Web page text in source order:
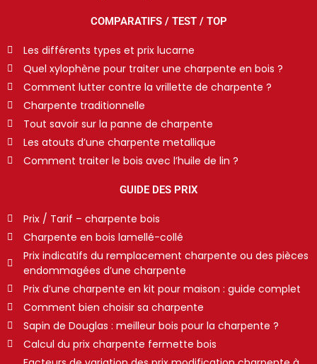
COMPARATIFS / TEST / TOP
Les différents types et prix lucarne
Quel xylophène pour traiter une charpente en bois ?
Comment lutter contre la vrillette de charpente ?
Charpente traditionnelle
Tout savoir sur la panne de charpente
Les atouts d’une charpente metallique
Comment traiter le bois avec l’huile de lin ?
GUIDE DES PRIX
Prix / Tarif – charpente bois
Charpente en bois lamellé-collé
Prix indicatifs du remplacement charpente ou des pièces
endommagées d’une charpente
Prix d’une charpente en kit pour maison : guide complet
Comment bien choisir sa charpente
Sapin de Douglas : meilleur bois pour la charpente ?
Calcul du prix charpente fermette bois